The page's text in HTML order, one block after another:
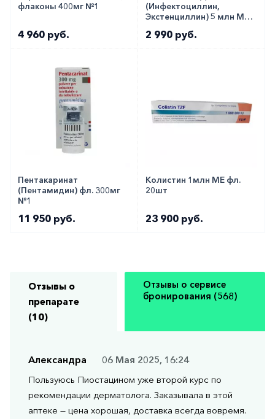
флаконы 400мг №1
4 960 руб.
(Инфектоциллин,
Экстенциллин) 5 млн МЕ
2 990 руб.
Пентакаринат
(Пентамидин) фл. 300мг
№1
11 950 руб.
Колистин 1млн МЕ фл.
20шт
23 900 руб.
Отзывы о
препарате
(10)
Отзывы о сервисе
бронирования (568)
Александра
06 Мая 2025, 16:24
Пользуюсь Пиостацином уже второй курс по
рекомендации дерматолога. Заказывала в этой
аптеке — цена хорошая, доставка всегда вовремя.